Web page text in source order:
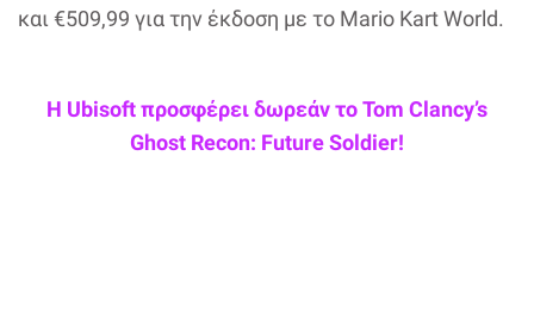
και €509,99 για την έκδοση με το Mario Kart World.
Η Ubisoft προσφέρει δωρεάν το Tom Clancy’s
Ghost Recon: Future Soldier!